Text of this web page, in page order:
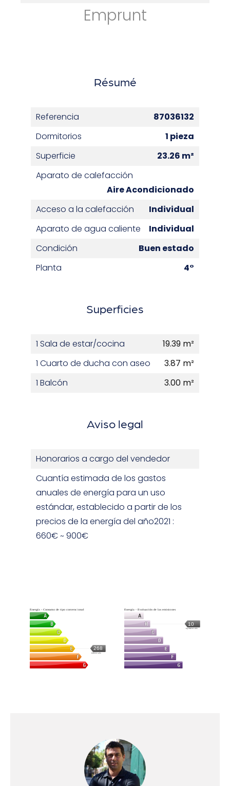
Emprunt
Résumé
Referencia
87036132
Dormitorios
1 pieza
Superficie
23.26 m²
Aparato de calefacción
Aire Acondicionado
Acceso a la calefacción
Individual
Aparato de agua caliente
Individual
Condición
Buen estado
Planta
4°
Superficies
1 Sala de estar/cocina
19.39 m²
1 Cuarto de ducha con aseo
3.87 m²
1 Balcón
3.00 m²
Aviso legal
Honorarios a cargo del vendedor
Cuantía estimada de los gastos
anuales de energía para un uso
estándar, establecido a partir de los
precios de la energía del año2021 :
660€ ~ 900€
Energía - Consumo de tipo convencional
268
kWh/m².año
Energía - Evaluación de las emisiones
10
kg CO2/m².año